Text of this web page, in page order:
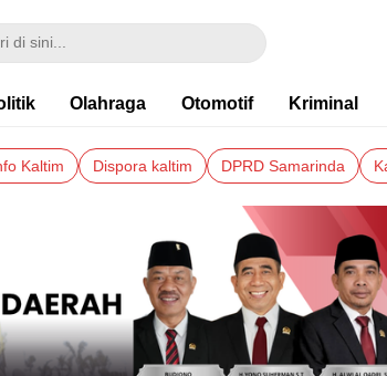
Olahraga Otomotif Kriminal
Kaltim Dispora kaltim DPRD Samarinda